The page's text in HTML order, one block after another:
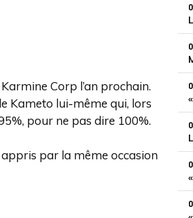
Corp l’an prochain.
Kameto lui-même qui, lors
pour ne pas dire 100%.
par la même occasion